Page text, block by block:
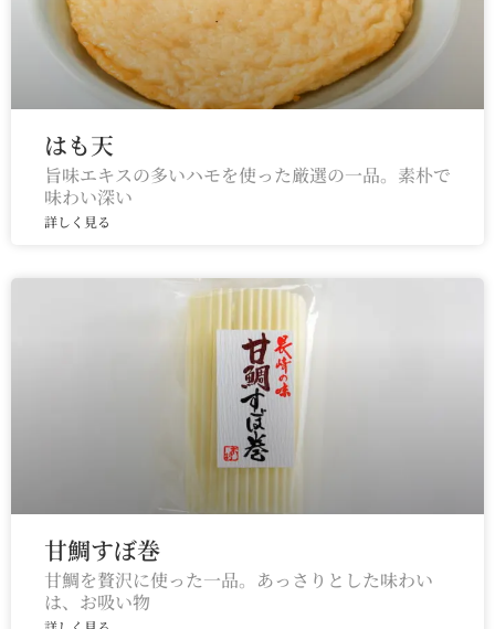
はも天
旨味エキスの多いハモを使った厳選の一品。素朴で
味わい深い
詳しく見る
甘鯛すぼ巻
甘鯛を贅沢に使った一品。あっさりとした味わい
は、お吸い物